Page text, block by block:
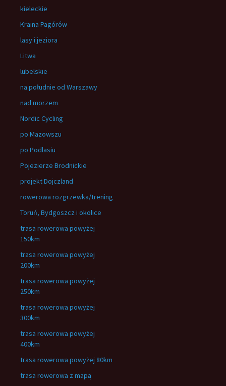
kieleckie
Kraina Pagórów
lasy i jeziora
Litwa
lubelskie
na południe od Warszawy
nad morzem
Nordic Cycling
po Mazowszu
po Podlasiu
Pojezierze Brodnickie
projekt Dojczland
rowerowa rozgrzewka/trening
Toruń, Bydgoszcz i okolice
trasa rowerowa powyżej
150km
trasa rowerowa powyżej
200km
trasa rowerowa powyżej
250km
trasa rowerowa powyżej
300km
trasa rowerowa powyżej
400km
trasa rowerowa powyżej 80km
trasa rowerowa z mapą